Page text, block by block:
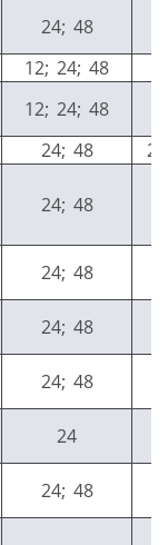
24; 48
12; 24; 48
12; 24; 48
24; 48
24; 48
24; 48
24; 48
24; 48
24
24; 48